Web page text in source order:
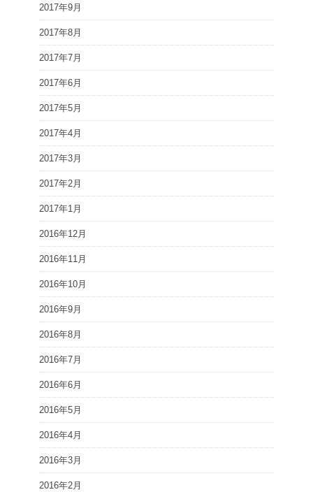
2017年9月
2017年8月
2017年7月
2017年6月
2017年5月
2017年4月
2017年3月
2017年2月
2017年1月
2016年12月
2016年11月
2016年10月
2016年9月
2016年8月
2016年7月
2016年6月
2016年5月
2016年4月
2016年3月
2016年2月